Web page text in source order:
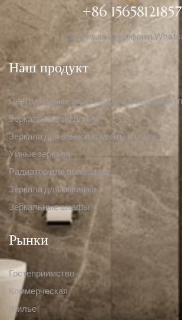
+86 15658121857
Мобильный телефон и
Наш продукт
Светодиодные зеркала для ванной
Зеркала во всю длину
Зеркала для ванной комнаты в отеле
Умные зеркала
Радиатор для полотенец
Зеркала для макияжа
Зеркальные шкафы
Рынки
Гостеприимство
Коммерческая
Жилье